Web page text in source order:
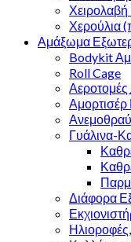
Χερούλια
Αμάξωμα
Bodykit
Roll Cage
Γυάλινα-
Διάφορα